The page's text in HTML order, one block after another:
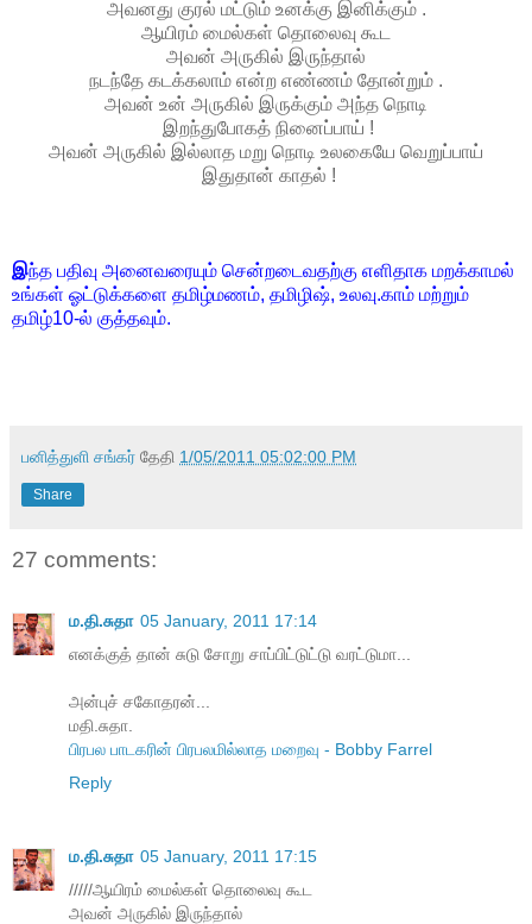
அவனது குரல் மட்டும் உனக்கு இனிக்கும் .
ஆயிரம் மைல்கள் தொலைவு கூட
அவன் அருகில் இருந்தால்
நடந்தே கடக்கலாம் என்ற எண்ணம் தோன்றும் .
அவன் உன் அருகில் இருக்கும் அந்த நொடி
இறந்துபோகத் நினைப்பாய் !
அவன் அருகில் இல்லாத மறு நொடி உலகையே வெறுப்பாய்
இதுதான் காதல் !
இந்த பதிவு அனைவரையும் சென்றடைவதற்கு எளிதாக மறக்காமல்
உங்கள் ஓட்டுக்களை தமிழ்மணம், தமிழிஷ், உலவு.காம் மற்றும்
தமிழ்10-ல் குத்தவும்.
பனித்துளி சங்கர் தேதி 1/05/2011 05:02:00 PM
Share
27 comments:
ம.தி.சுதா 05 January, 2011 17:14
எனக்குத் தான் சுடு சோறு சாப்பிட்டுட்டு வரட்டுமா...
அன்புச் சகோதரன்...
மதி.சுதா.
பிரபல பாடகரின் பிரபலமில்லாத மறைவு - Bobby Farrel
Reply
ம.தி.சுதா 05 January, 2011 17:15
/////ஆயிரம் மைல்கள் தொலைவு கூட
அவன் அருகில் இருந்தால்